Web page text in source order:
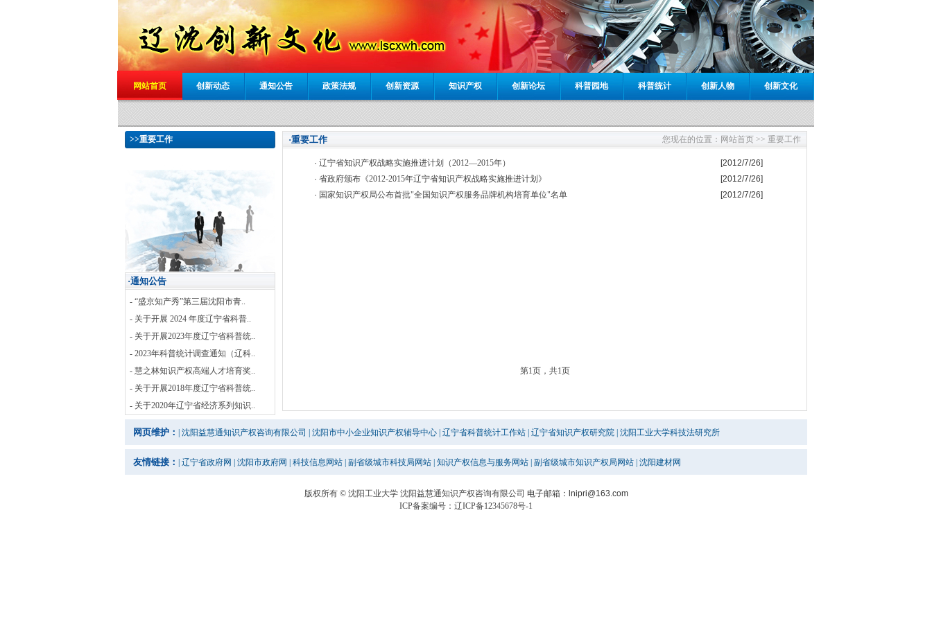
网站首页 创新动态 通知公告 政策法规 创新资源 知识产权 创新论坛 科普园地 科普统计 创新人物 创新文化
>>重要工作
·通知公告
- “盛京知产秀”第三届沈阳市青..
- 关于开展 2024 年度辽宁省科普..
- 关于开展2023年度辽宁省科普统..
- 2023年科普统计调查通知（辽科..
- 慧之林知识产权高端人才培育奖..
- 关于开展2018年度辽宁省科普统..
- 关于2020年辽宁省经济系列知识..
·重要工作 您现在的位置： 网站首页 >> 重要工作
· 辽宁省知识产权战略实施推进计划（2012—2015年）
[2012/7/26]
· 省政府颁布《2012-2015年辽宁省知识产权战略实施推进计划》
[2012/7/26]
· 国家知识产权局公布首批"全国知识产权服务品牌机构培育单位"名单 [2012/7/26]
第1页，共1页
网页维护： 沈阳益慧通知识产权咨询有限公司 沈阳市中小企业知识产权辅导中心 辽宁省科普统计工作站 辽宁省知识产权研究院 沈阳工业大学科技法研究所
友情链接： 辽宁省政府网 沈阳市政府网 科技信息网站 副省级城市科技局网站 知识产权信息与服务网站 副省级城市知识产权局网站 沈阳建材网
版权所有 © 沈阳工业大学 沈阳益慧通知识产权咨询有限公司 电子邮箱：lnipri@163.com
ICP备案编号：辽ICP备12345678号-1